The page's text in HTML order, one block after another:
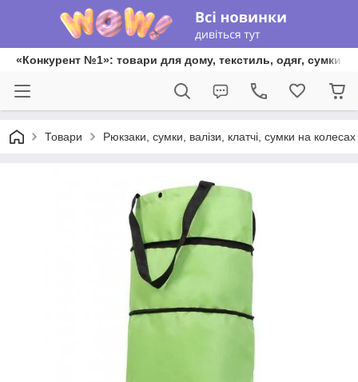
«Конкурент №1»: товари для дому, текстиль, одяг, сумки
Товари Рюкзаки, сумки, валізи, клатчі, сумки на